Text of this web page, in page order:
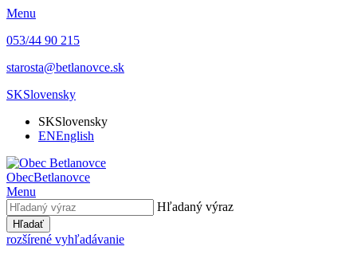
Menu
053/44 90 215
starosta@betlanovce.sk
SKSlovensky
SKSlovensky
ENEnglish
ObecBetlanovce
Menu
Hľadaný výraz
Hľadať
rozšírené vyhľadávanie